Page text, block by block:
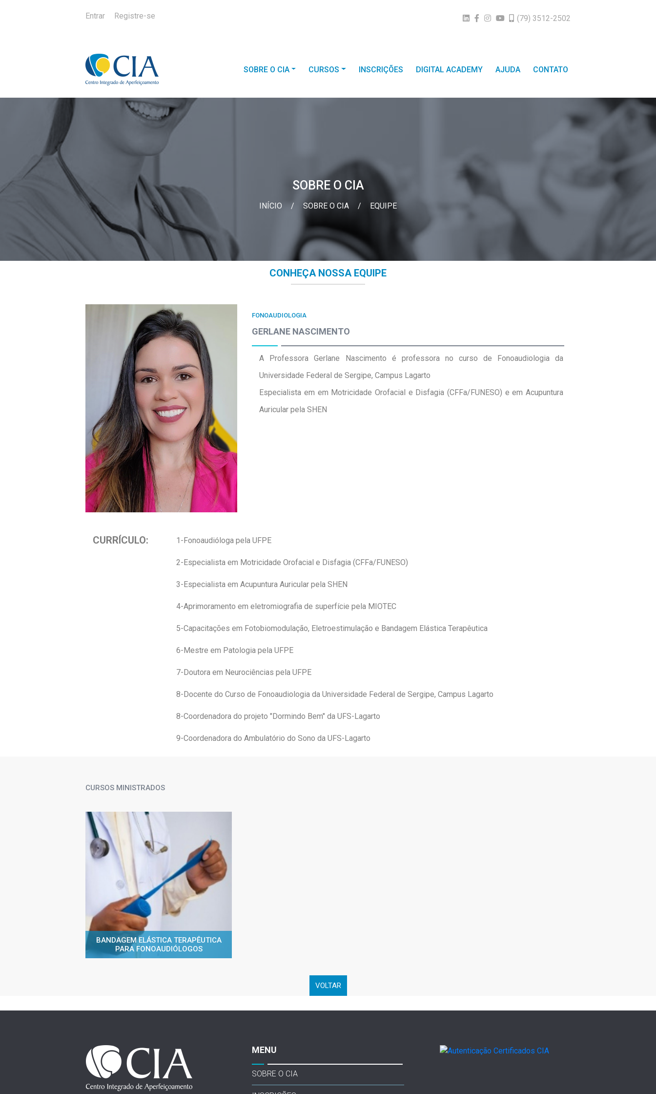
Entrar Registre-se (79) 3512-2502
SOBRE O CIA CURSOS INSCRIÇÕES DIGITAL ACADEMY AJUDA CONTATO
SOBRE O CIA
INÍCIO / SOBRE O CIA / EQUIPE
CONHEÇA NOSSA EQUIPE
FONOAUDIOLOGIA
GERLANE NASCIMENTO
A Professora Gerlane Nascimento é professora no curso de Fonoaudiologia da
Universidade Federal de Sergipe, Campus Lagarto
Especialista em em Motricidade Orofacial e Disfagia (CFFa/FUNESO) e em Acupuntura
Auricular pela SHEN
CURRÍCULO: 1-Fonoaudióloga pela UFPE
2-Especialista em Motricidade Orofacial e Disfagia (CFFa/FUNESO)
3-Especialista em Acupuntura Auricular pela SHEN
4-Aprimoramento em eletromiografia de superfície pela MIOTEC
5-Capacitações em Fotobiomodulação, Eletroestimulação e Bandagem Elástica Terapêutica
6-Mestre em Patologia pela UFPE
7-Doutora em Neurociências pela UFPE
8-Docente do Curso de Fonoaudiologia da Universidade Federal de Sergipe, Campus Lagarto
8-Coordenadora do projeto "Dormindo Bem" da UFS-Lagarto
9-Coordenadora do Ambulatório do Sono da UFS-Lagarto
CURSOS MINISTRADOS
BANDAGEM ELÁSTICA TERAPÊUTICA
PARA FONOAUDIÓLOGOS
VOLTAR
MENU
SOBRE O CIA